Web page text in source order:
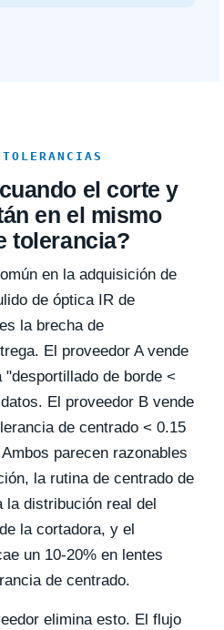
el corte y
en el mismo
tolerancia?
en la adquisición de
de óptica IR de
la brecha de
El proveedor A vende
de borde <
El proveedor B vende
de centrado < 0.15
parecen razonables
la rutina de centrado de
la distribución real del
la cortadora, y el
un 10-20% en lentes
de centrado.
elimina esto. El flujo